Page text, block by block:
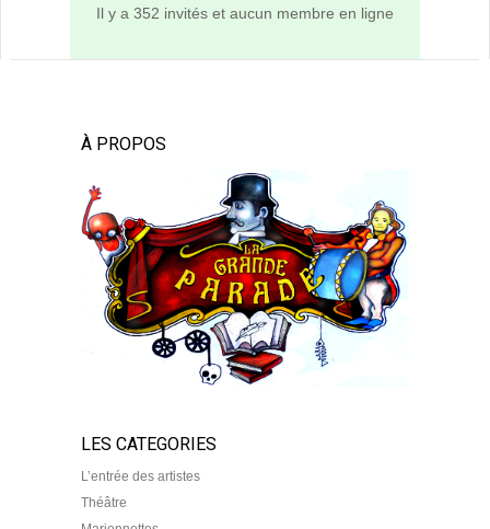
Il y a 352 invités et aucun membre en ligne
À PROPOS
LES CATEGORIES
L’entrée des artistes
Théâtre